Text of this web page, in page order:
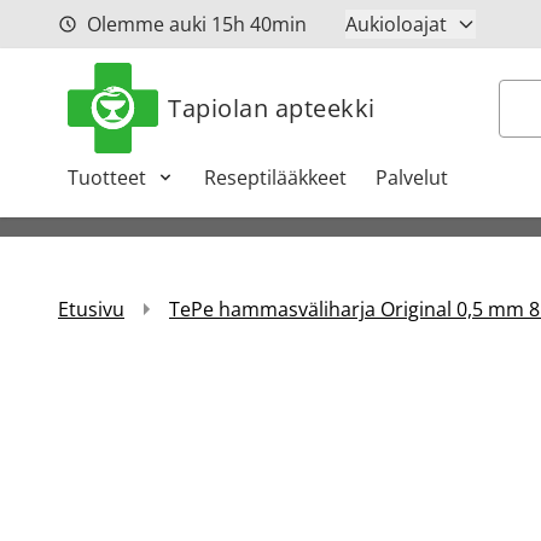
Siirry sisältöönOlemme auki 15h 40min Aukioloajat
Tapiolan apteekki Haku
Tuotteet Reseptilääkkeet Palvelut
Etusivu TePe hammasväliharja Original 0,5 mm